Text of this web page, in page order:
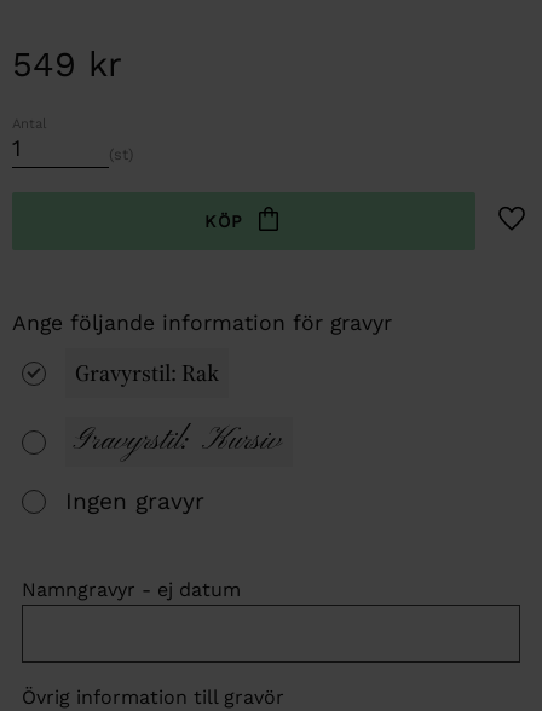
549 kr
Antal
st
Namngravyr - ej datum
Övrig information till gravör
Gravyrstil: Rak
Gravyrstil: Kursiv
Ingen gravyr